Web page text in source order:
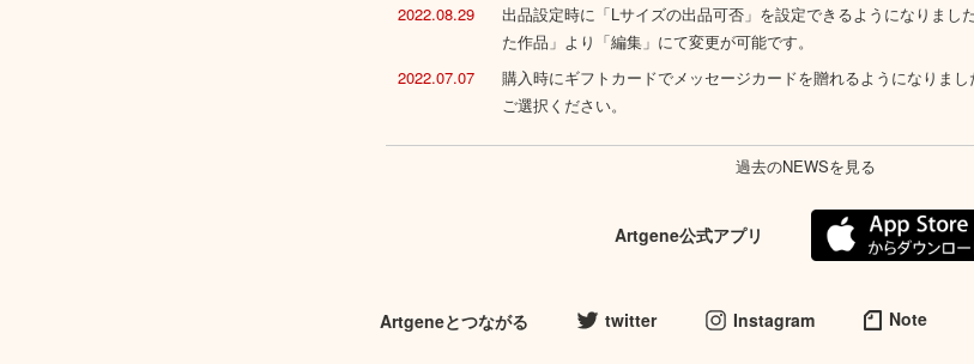
2022.08.29
出品設定時に「Lサイズの出品可否」を設定できるようになりまし
た作品」より「編集」にて変更が可能です。
2022.07.07
購入時にギフトカードでメッセージカードを贈れるようになりま
ご選択ください。
過去のNEWSを見る
Artgene公式アプリ
Artgeneとつながる twitter Instagram Note